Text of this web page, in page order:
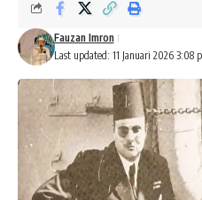
Last updated: 11 Januari 2026 3:08
Fauzan Imron